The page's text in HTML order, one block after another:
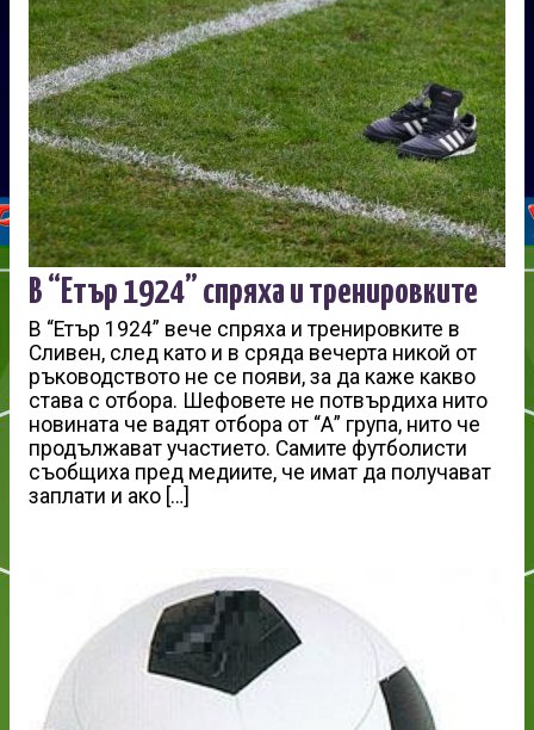
В “Етър 1924” спряха и тренировките
В “Етър 1924” вече спряха и тренировките в
Сливен, след като и в сряда вечерта никой от
ръководството не се появи, за да каже какво
става с отбора. Шефовете не потвърдиха нито
новината че вадят отбора от “А” група, нито че
продължават участието. Самите футболисти
съобщиха пред медиите, че имат да получават
заплати и ако […]